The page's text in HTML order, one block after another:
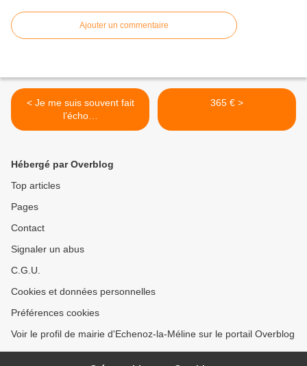
Ajouter un commentaire
< Je me suis souvent fait
l’écho…
365 € >
Hébergé par Overblog
Top articles
Pages
Contact
Signaler un abus
C.G.U.
Cookies et données personnelles
Préférences cookies
Voir le profil de mairie d'Echenoz-la-Méline sur le portail Overblog